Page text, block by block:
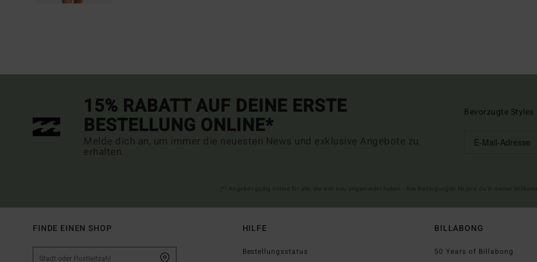
15% RABATT AUF DEINE ERSTE
BESTELLUNG ONLINE*
Melde dich an, um immer die neuesten News und exklusive Angebote zu
erhalten.
Bevorzugte Styles
FINDE EINEN SHOP HILFE
Bestellungsstatus
BILLABONG
50 Years of Billabong